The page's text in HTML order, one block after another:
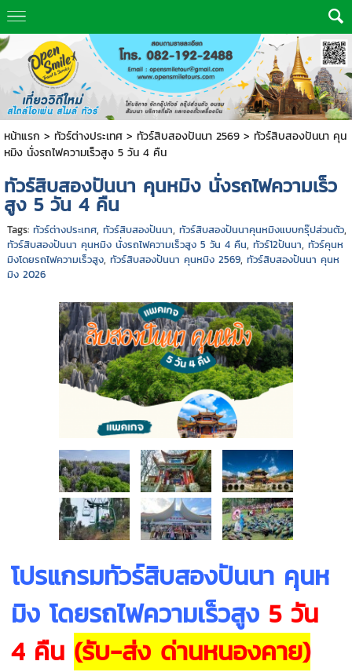
หน้าแรก > ทัวร์ต่างประเทศ> ทัวร์สิบสองปันนา 2569> ทัวร์สิบสองปันนา คุน
หมิง นั่งรถไฟความเร็วสูง 5 วัน 4 คืน
ทัวร์สิบสองปันนา คุนหมิง นั่งรถไฟความเร็ว
สูง 5 วัน 4 คืน
Tags: ทัวร์ต่างประเทศ, ทัวร์สิบสองปันนา, ทัวร์สิบสองปันนาคุนหมิงแบบกรุ๊ปส่วนตัว,
ทัวร์สิบสองปันนา คุนหมิง นั่งรถไฟความเร็วสูง 5 วัน 4 คืน, ทัวร์12ปันนา, ทัวร์คุนห
มิงโดยรถไฟความเร็วสูง, ทัวร์สิบสองปันนา คุนหมิง 2569, ทัวร์สิบสองปันนา คุนห
มิง 2026
โปรแกรมทัวร์สิบสองปันนา คุนห
มิง โดยรถไฟความเร็วสูง 5 วัน
4 คืน (รับ-ส่ง ด่านหนองคาย)